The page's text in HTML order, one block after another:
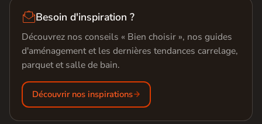
Besoin d'inspiration ?
Découvrez nos conseils « Bien choisir », nos guides
d'aménagement et les dernières tendances carrelage,
parquet et salle de bain.
Découvrir nos inspirations